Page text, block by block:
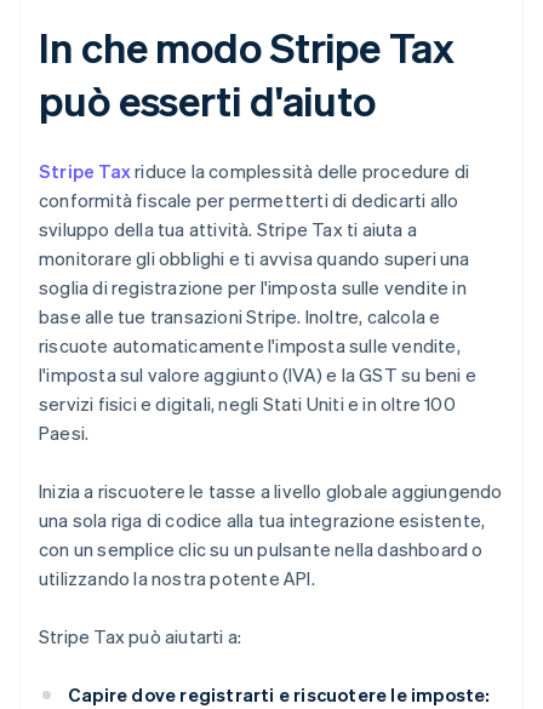
In che modo Stripe Tax
può esserti d'aiuto
Stripe Taxriduce la complessità delle procedure di
conformità fiscale per permetterti di dedicarti allo
sviluppo della tua attività. Stripe Tax ti aiuta a
monitorare gli obblighi e ti avvisa quando superi una
soglia di registrazione per l'imposta sulle vendite in
base alle tue transazioni Stripe. Inoltre, calcola e
riscuote automaticamente l'imposta sulle vendite,
l'imposta sul valore aggiunto (IVA) e la GST su beni e
servizi fisici e digitali, negli Stati Uniti e in oltre 100
Paesi.
Inizia a riscuotere le tasse a livello globale aggiungendo
una sola riga di codice alla tua integrazione esistente,
con un semplice clic su un pulsante nella dashboard o
utilizzando la nostra potente API.
Stripe Tax può aiutarti a:
Capire dove registrarti e riscuotere le imposte: